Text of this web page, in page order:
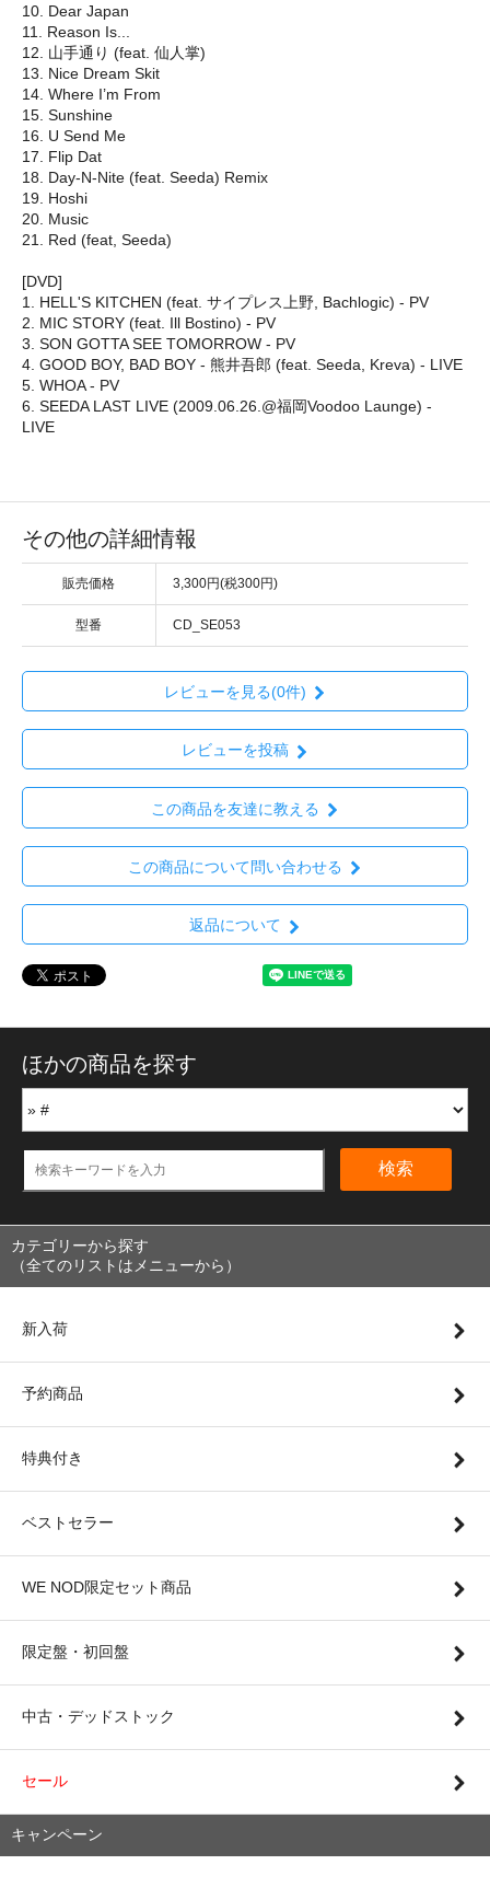
10. Dear Japan
11. Reason Is...
12. 山手通り (feat. 仙人掌)
13. Nice Dream Skit
14. Where I’m From
15. Sunshine
16. U Send Me
17. Flip Dat
18. Day-N-Nite (feat. Seeda) Remix
19. Hoshi
20. Music
21. Red (feat, Seeda)
[DVD]
1. HELL'S KITCHEN (feat. サイプレス上野, Bachlogic) - PV
2. MIC STORY (feat. Ill Bostino) - PV
3. SON GOTTA SEE TOMORROW - PV
4. GOOD BOY, BAD BOY - 熊井吾郎 (feat. Seeda, Kreva) - LIVE
5. WHOA - PV
6. SEEDA LAST LIVE (2009.06.26.@福岡Voodoo Launge) -
LIVE
その他の詳細情報
販売価格 3,300円(税300円)
型番 CD_SE053
レビューを見る(0件)
レビューを投稿
この商品を友達に教える
この商品について問い合わせる
返品について
ほかの商品を探す
検索
カテゴリーから探す
（全てのリストはメニューから）
新入荷
予約商品
特典付き
ベストセラー
WE NOD限定セット商品
限定盤・初回盤
中古・デッドストック
セール
キャンペーン